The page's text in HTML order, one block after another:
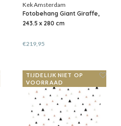
Kek Amsterdam
Fotobehang Giant Giraffe,
243.5 x 280 cm
€219,95
TIJDELIJK NIET OP
VOORRAAD